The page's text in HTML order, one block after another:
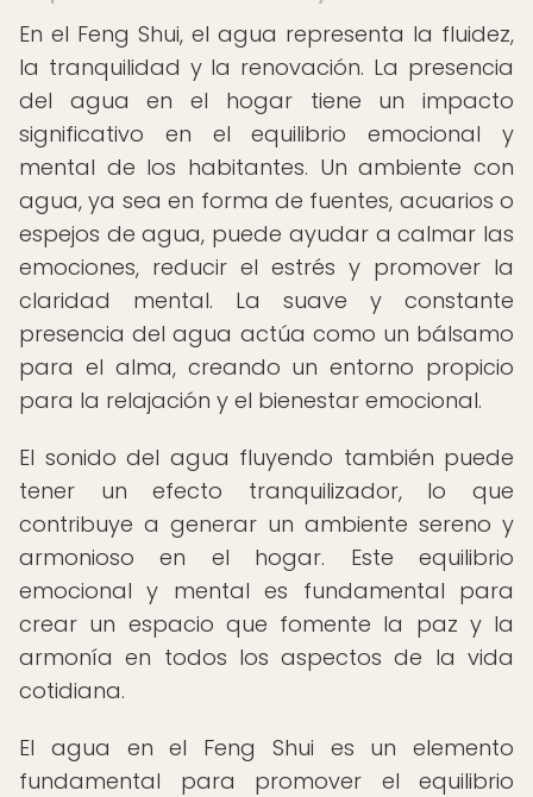
En el Feng Shui, el agua representa la fluidez,
la tranquilidad y la renovación. La presencia
del agua en el hogar tiene un impacto
significativo en el equilibrio emocional y
mental de los habitantes. Un ambiente con
agua, ya sea en forma de fuentes, acuarios o
espejos de agua, puede ayudar a calmar las
emociones, reducir el estrés y promover la
claridad mental. La suave y constante
presencia del agua actúa como un bálsamo
para el alma, creando un entorno propicio
para la relajación y el bienestar emocional.
El sonido del agua fluyendo también puede
tener un efecto tranquilizador, lo que
contribuye a generar un ambiente sereno y
armonioso en el hogar. Este equilibrio
emocional y mental es fundamental para
crear un espacio que fomente la paz y la
armonía en todos los aspectos de la vida
cotidiana.
El agua en el Feng Shui es un elemento
fundamental para promover el equilibrio